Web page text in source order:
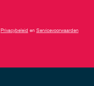
Privacybeleid en Servicevoorwaarden